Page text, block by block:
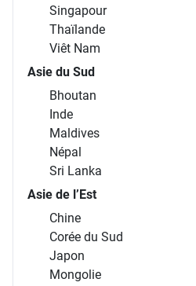
Singapour
Thaïlande
Viêt Nam
Asie du Sud
Bhoutan
Inde
Maldives
Népal
Sri Lanka
Asie de l’Est
Chine
Corée du Sud
Japon
Mongolie